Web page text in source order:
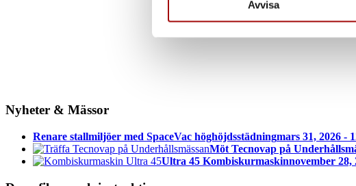
till de sociala medier och annons-
med annan information som du har
Avvisa
Nyheter & Mässor
Renare stallmiljöer med SpaceVac höghöjdsstädningmars 31, 2026 -
Möt Tecnovap på
Ultra 45 Kombiskurmaskinnovember 28,